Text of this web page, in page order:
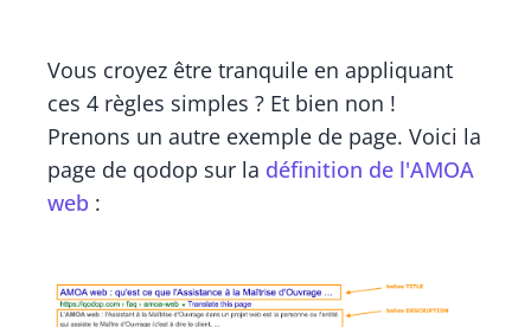
Vous croyez être tranquile en appliquant
ces 4 règles simples ? Et bien non !
Prenons un autre exemple de page. Voici la
page de qodop sur la définition de l'AMOA
web :